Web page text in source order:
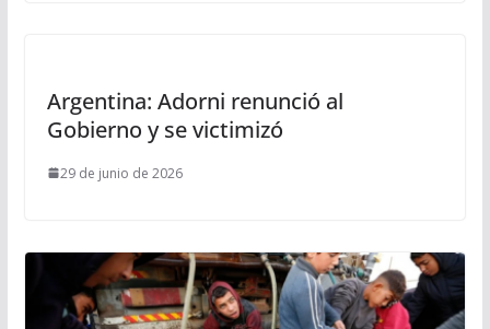
Argentina: Adorni renunció al
Gobierno y se victimizó
29 de junio de 2026